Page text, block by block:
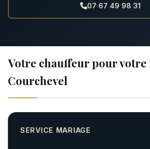
07 67 49 98 31
Votre chauffeur pour votre
Courchevel
SERVICE MARIAGE